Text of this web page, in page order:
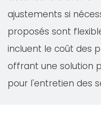
ajustements si
proposés sont
incluent le coût des
offrant une solution
pour l'entretien des